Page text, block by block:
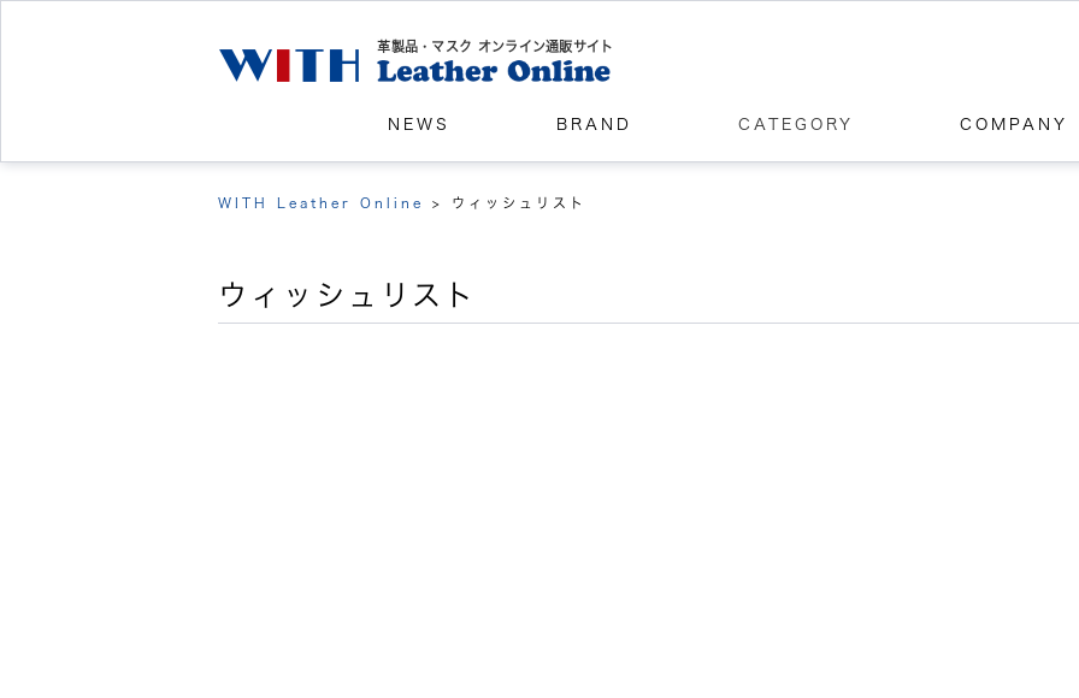
革製品・マスク オンライン通販サイト
NEWS BRAND CATEGORY COMPANY
WITH Leather Online > ウィッシュリスト
ウィッシュリスト